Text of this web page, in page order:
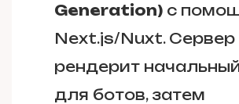
Generation) с
Next.js/Nuxt. Сервер
рендерит
для ботов, затем